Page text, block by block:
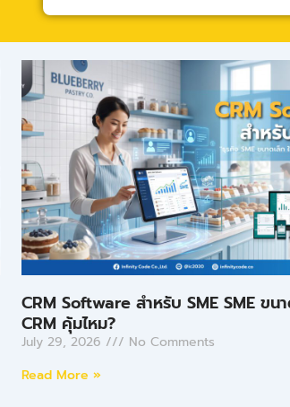
k
CRM Software สำหรับ SME SME ขน
CRM คุ้มไหม?
July 29, 2026
No Comments
Read More »